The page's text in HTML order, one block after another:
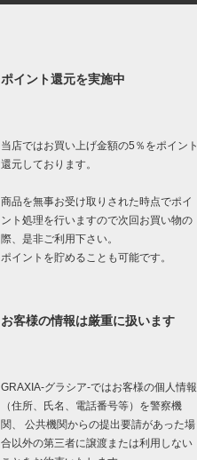
ポイント還元を実施中
当店ではお買い上げ金額の5％をポイント
還元しております。
商品を無事お受け取りされた時点でポイ
ント処理を行いますので次回お買い物の
際、是非ご利用下さい。
ポイントを貯めることも可能です。
お客様の情報は厳重に扱います
GRAXIA-グラシア-ではお客様の個人情報
（住所、氏名、電話番号等）を警察機
関、 公共機関からの提出要請があった場
合以外の第三者に譲渡または利用しない